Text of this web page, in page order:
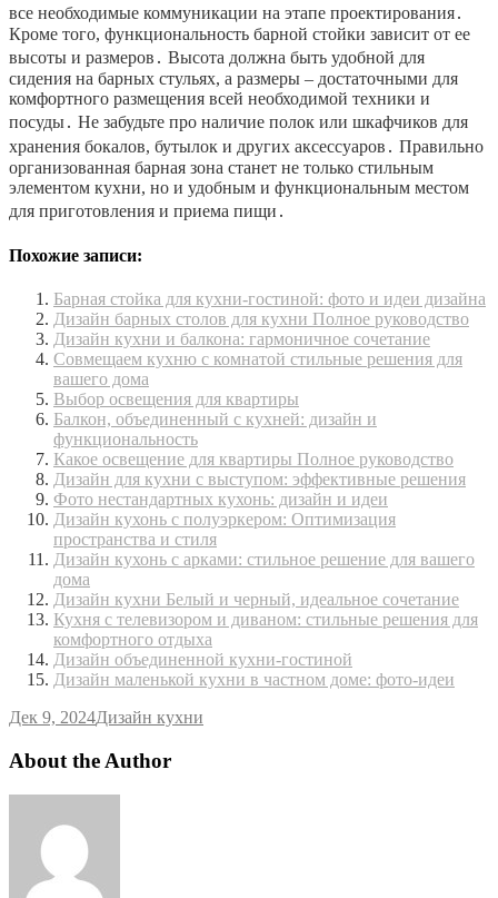
все необходимые коммуникации на этапе проектирования․
Кроме того, функциональность барной стойки зависит от ее
высоты и размеров․ Высота должна быть удобной для
сидения на барных стульях, а размеры – достаточными для
комфортного размещения всей необходимой техники и
посуды․ Не забудьте про наличие полок или шкафчиков для
хранения бокалов, бутылок и других аксессуаров․ Правильно
организованная барная зона станет не только стильным
элементом кухни, но и удобным и функциональным местом
для приготовления и приема пищи․
Похожие записи:
Барная стойка для кухни-гостиной: фото и идеи дизайна
Дизайн барных столов для кухни Полное руководство
Дизайн кухни и балкона: гармоничное сочетание
Совмещаем кухню с комнатой стильные решения для
вашего дома
Выбор освещения для квартиры
Балкон, объединенный с кухней: дизайн и
функциональность
Какое освещение для квартиры Полное руководство
Дизайн для кухни с выступом: эффективные решения
Фото нестандартных кухонь: дизайн и идеи
Дизайн кухонь с полуэркером: Оптимизация
пространства и стиля
Дизайн кухонь с арками: стильное решение для вашего
дома
Дизайн кухни Белый и черный, идеальное сочетание
Кухня с телевизором и диваном: стильные решения для
комфортного отдыха
Дизайн объединенной кухни-гостиной
Дизайн маленькой кухни в частном доме: фото-идеи
Дек 9, 2024Дизайн кухни
About the Author